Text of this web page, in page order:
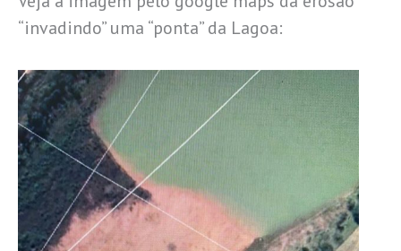
“invadindo” uma “ponta” da Lagoa: